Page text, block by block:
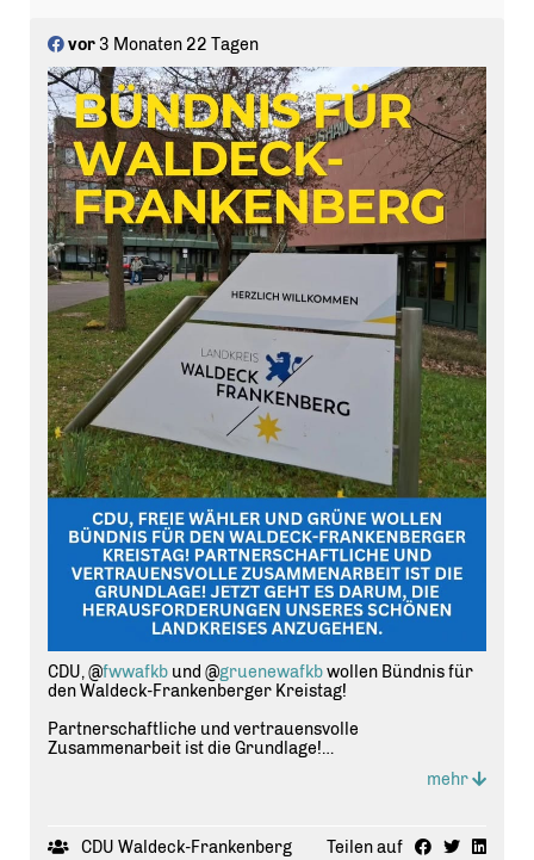
vor3 Monaten 22 Tagen
CDU, @fwwafkb und @gruenewafkbwollen Bündnis für
den Waldeck-Frankenberger Kreistag!
Partnerschaftliche und vertrauensvolle
Zusammenarbeit ist die Grundlage!
Jetzt geht es darum, die Herausforderungen unseres
mehr
CDU Waldeck-Frankenberg Teilen auf